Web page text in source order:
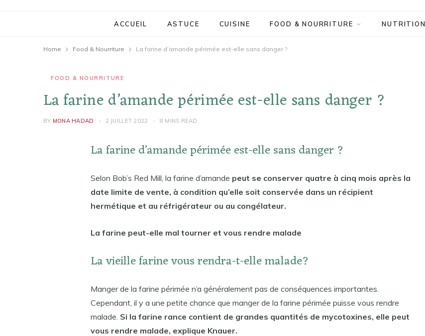
ACCUEIL ASTUCE CUISINE FOOD & NOURRITURE NUTRITION
Home Food & Nourriture La farine d’amande périmée est-elle sans danger ?
FOOD & NOURRITURE
La farine d’amande périmée est-elle sans danger ?
BY MONA HADAD 2 JUILLET 2022 8 MINS READ
La farine d’amande périmée est-elle sans danger ?
Selon Bob’s Red Mill, la farine d’amande peut se conserver quatre à cinq mois après la
date limite de vente, à condition qu’elle soit conservée dans un récipient
hermétique et au réfrigérateur ou au congélateur.
La farine peut-elle mal tourner et vous rendre malade
La vieille farine vous rendra-t-elle malade?
Manger de la farine périmée n’a généralement pas de conséquences importantes.
Cependant, il y a une petite chance que manger de la farine périmée puisse vous rendre
malade. Si la farine rance contient de grandes quantités de mycotoxines, elle peut
vous rendre malade, explique Knauer.